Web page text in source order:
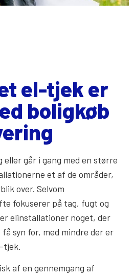
el-tjek er
boligkøb
eller går i gang med en større
et af de områder,
over. Selvom
fokuserer på tag, fugt og
elinstallationer noget, der
syn for, med mindre der er
tjek.
af en gennemgang af